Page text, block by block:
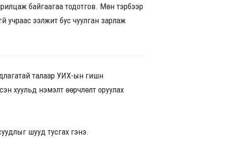
байгаагаа тодотгов. Мөн тэрбээр
учраас ээлжит бус чуулган зарлаж
талаар УИХ-ын гишүүн
хуульд нэмэлт өөрчлөлт оруулах
шууд тусгах гэнэ.